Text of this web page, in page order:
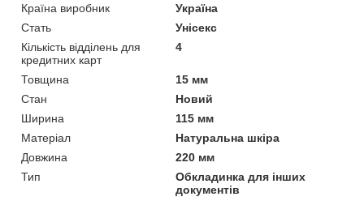
Країна виробник
Україна
Стать
Унісекс
Кількість відділень для
кредитних карт
4
Товщина
15 мм
Стан
Новий
Ширина
115 мм
Матеріал
Натуральна шкіра
Довжина
220 мм
Тип
Обкладинка для інших
документів